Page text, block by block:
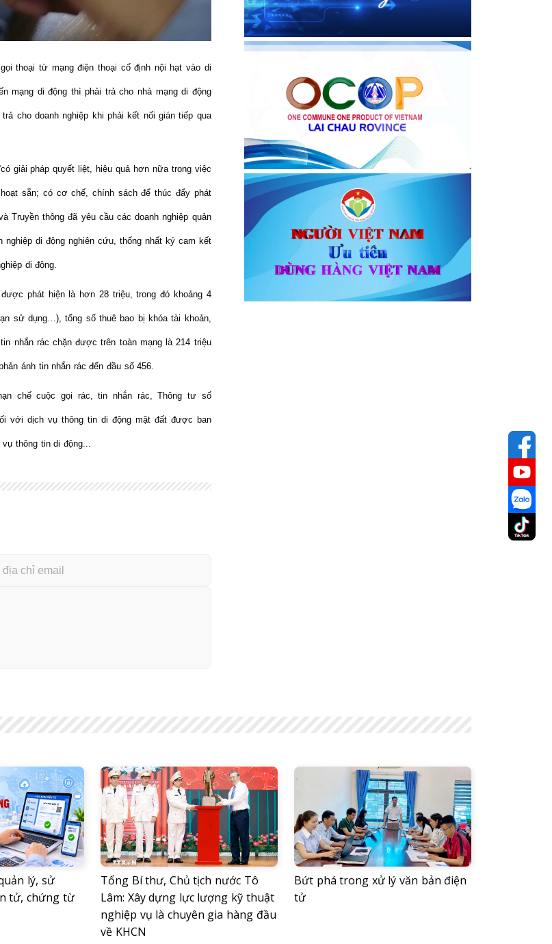
thoại từ mạng điện thoại cố định nội hạt vào di
mạng di động thì phải trả cho nhà mạng di động
cho doanh nghiệp khi phải kết nối gián tiếp qua
giải pháp quyết liệt, hiệu quả hơn nữa trong việc
sẵn; có cơ chế, chính sách để thúc đẩy phát
Truyền thông đã yêu cầu các doanh nghiệp quản
di động nghiên cứu, thống nhất ký cam kết
di động.
phát hiện là hơn 28 triệu, trong đó khoảng 4
sử dụng…), tổng số thuê bao bị khóa tài khoản,
nhắn rác chặn được trên toàn mạng là 214 triệu
ánh tin nhắn rác đến đầu số 456.
chế cuộc gọi rác, tin nhắn rác, Thông tư số
với dịch vụ thông tin di động mặt đất được ban
thông tin di động...
lý, sử
tử, chứng từ
Tổng Bí thư, Chủ tịch nước Tô
Lâm: Xây dựng lực lượng kỹ thuật
nghiệp vụ là chuyên gia hàng đầu
về KHCN
Bứt phá trong xử lý văn bản điện
tử